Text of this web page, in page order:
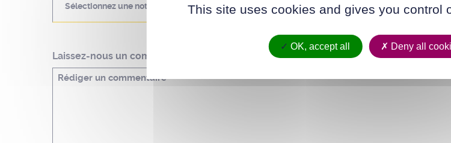
Sélectionnez une note
Laissez-nous un commentaire pour préciser votre avis sur cette page *
This site uses cookies and gives you control
OK, accept all Deny all